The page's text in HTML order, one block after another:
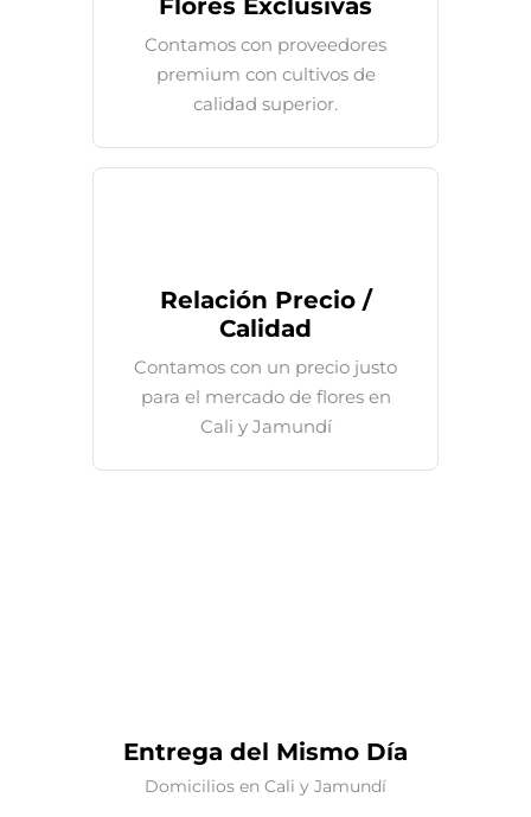
Contamos con proveedores
premium con cultivos de
calidad superior.
Relación Precio /
Calidad
Contamos con un precio justo
para el mercado de flores en
Cali y Jamundí
Entrega del Mismo Día
Domicilios en Cali y Jamundí